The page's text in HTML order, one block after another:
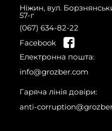
Ніжин, вул.
57-г
(067) 634-82-22
Facebook
Електронна пошта:
info@grozber.com
Гаряча лінія довіри:
anti-
на сайті та отрим
ай
зниж
ку 10%
на запчастини на перш
у